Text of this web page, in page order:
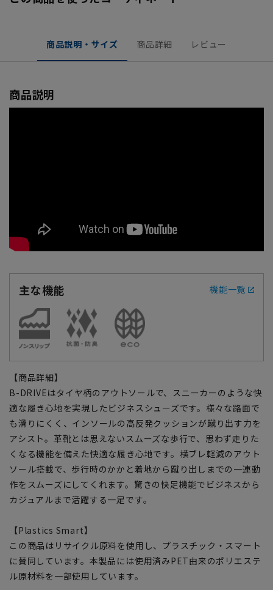
商品説明・サイズ 商品詳細 レビュー
商品説明
主な機能 機能一覧
【商品詳細】
B-DRIVEはタイヤ柄のアウトソールで、スニーカーのような快
適な履き心地を実現したビジネスシューズです。様々な路面で
も滑りにくく、インソールの高反発クッションが蹴り出す力を
アシスト。革靴とは思えないスムーズな歩行で、思わず走りた
くなる機能を備えた快適な履き心地です。横ブレ軽減のアウト
ソール搭載で、歩行時のかかと着地から蹴り出しまでの一連動
作をスムーズにしてくれます。驚きの快足機能でビジネスから
カジュアルまで活躍する一足です。
【Plastics Smart】
この商品はリサイクル原料を使用し、プラスチック・スマート
に賛同しています。本製品には使用済みPET由来のポリエステ
ル原材料を一部使用しています。